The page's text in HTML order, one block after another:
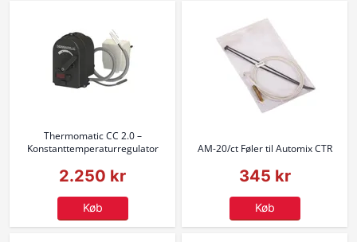
Thermomatic CC 2.0 –
Konstanttemperaturregulator
2.250 kr
Køb
AM-20/ct Føler til Automix CTR
345 kr
Køb